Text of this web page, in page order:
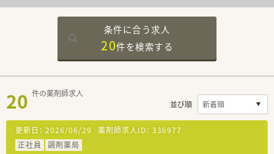
条件に合う求人
20件を検索する
20 件の薬剤師求人
並び順
更新日： 2026/06/29 薬剤師求人ID： 336977
正社員
調剤薬局